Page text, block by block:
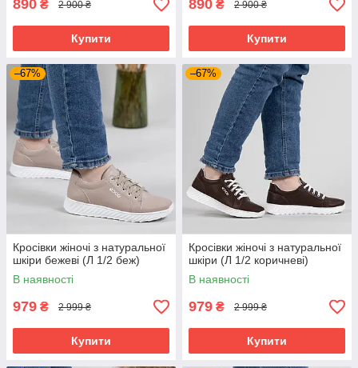
890 ₴ 2 900 ₴
Купити
890 ₴ 2 900 ₴
Купити
–67%
Кросівки жіночі з натуральної
шкіри бежеві (Л 1/2 беж)
В наявності
979 ₴ 2 999 ₴
Купити
–67%
Кросівки жіночі з натуральної
шкіри (Л 1/2 коричневі)
В наявності
979 ₴ 2 999 ₴
Купити